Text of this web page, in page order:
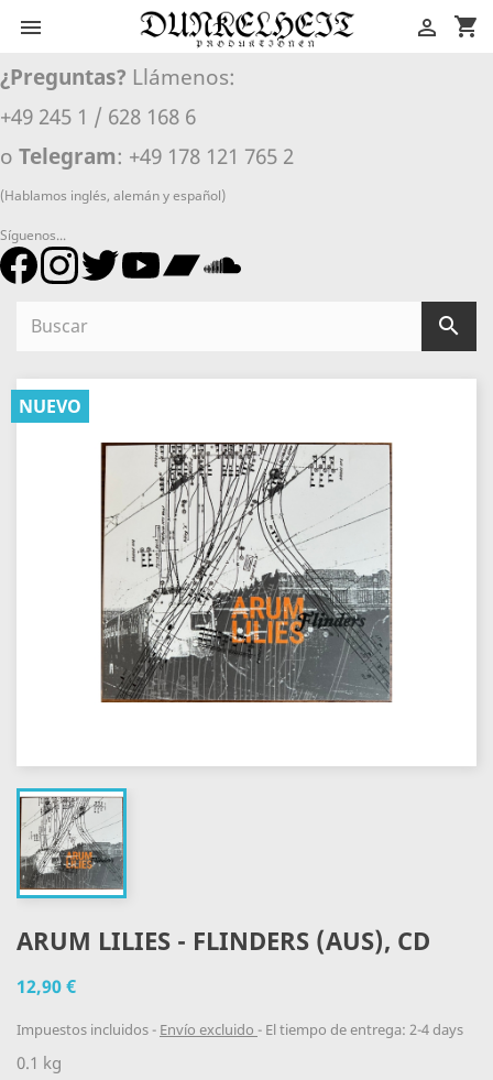
 shopping_cart

¿Preguntas? Llámenos:
+49 245 1 / 628 168 6
o Telegram: +49 178 121 765 2
(Hablamos inglés, alemán y español)
Síguenos...

NUEVO
ARUM LILIES - FLINDERS (AUS), CD
12,90 €
Impuestos incluidos Envío excluido El tiempo de entrega: 2-4 days
0.1 kg